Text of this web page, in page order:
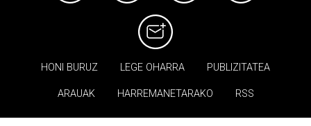
HONI BURUZ LEGE OHARRA PUBLIZITATEA
ARAUAK HARREMANETARAKO RSS